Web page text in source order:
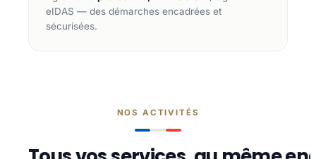
eIDAS — des démarches encadrées et
sécurisées.
NOS ACTIVITÉS